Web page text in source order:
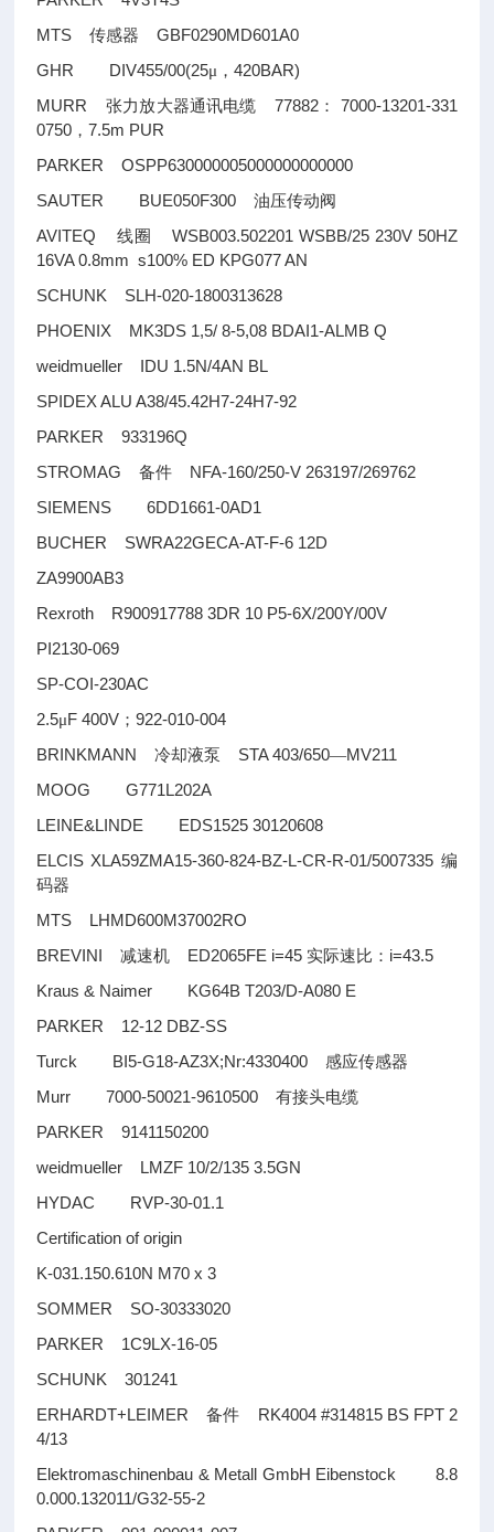
MTS传感器
GBF0290MD601A0
GHR DIV455/00(25μ，420BAR)
MURR张力放大器通讯电缆 77882 ：
7000-13201-331
0750 ，7.5m PUR
PARKER OSPP630000005000000000000
SAUTER BUE050F300油压传动阀
AVITEQ线圈
WSB003.502201 WSBB/25 230V 50HZ
16VA 0.8mm s100% ED KPG077 AN
SCHUNK SLH-020-1800313628
PHOENIX MK3DS 1,5/ 8-5,08 BDAI1-ALMB Q
weidmueller IDU 1.5N/4AN BL
SPIDEX ALU A38/45.42H7-24H7-92
PARKER 933196Q
STROMAG备件 NFA-160/250-V 263197/269762
SIEMENS 6DD1661-0AD1
BUCHER SWRA22GECA-AT-F-6 12D
ZA9900AB3
Rexroth R900917788 3DR 10 P5-6X/200Y/00V
PI2130-069
SP-COI-230AC
2.5μF 400V ；922-010-004
BRINKMANN冷却液泵 STA 403/650—MV211
MOOG G771L202A
LEINE&LINDE EDS1525 30120608
ELCIS XLA59ZMA15-360-824-BZ-L-CR-R-01/5007335 编
码器
MTS LHMD600M37002RO
BREVINI减速机 ED2065FE i=45 实际速比： i=43.5
Kraus & Naimer KG64B T203/D-A080 E
PARKER 12-12 DBZ-SS
Turck BI5-G18-AZ3X;Nr:4330400感应传感器
Murr 7000-50021-9610500有接头电缆
PARKER 9141150200
weidmueller LMZF 10/2/135 3.5GN
HYDAC RVP-30-01.1
Certification of origin
K-031.150.610N M70 x 3
SOMMER SO-30333020
PARKER 1C9LX-16-05
SCHUNK 301241
ERHARDT+LEIMER备件 RK4004 #314815 BS FPT 2
4/13
Elektromaschinenbau & Metall GmbH Eibenstock 8.8
0.000.132011/G32-55-2